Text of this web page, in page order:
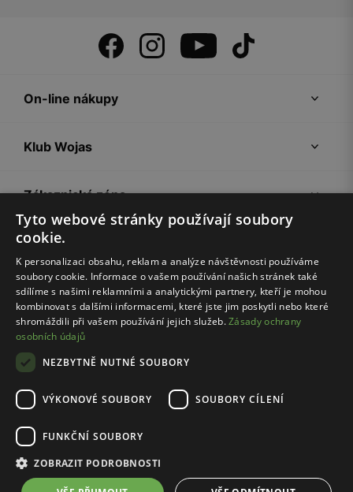
On-line nákupy
Klub Wojas
Zákaznická zóna
Společnost Wojas
Rady
© Wojas 2026
Pravidla e-shopu
Zásady ochrany osobních údajů
Tyto webové stránky používají soubory
cookie.
K personalizaci obsahu, reklam a analýze návštěvnosti používáme
soubory cookie. Informace o vašem používání našich stránek také
sdílíme s našimi reklamními a analytickými partnery, kteří je mohou
kombinovat s dalšími informacemi, které jste jim poskytli nebo které
shromáždili při vašem používání jejich služeb.Zásady ochrany
osobních údajů
NEZBYTNĚ NUTNÉ SOUBORY
VÝKONOVÉ SOUBORY SOUBORY CÍLENÍ
FUNKČNÍ SOUBORY
ZOBRAZIT PODROBNOSTI